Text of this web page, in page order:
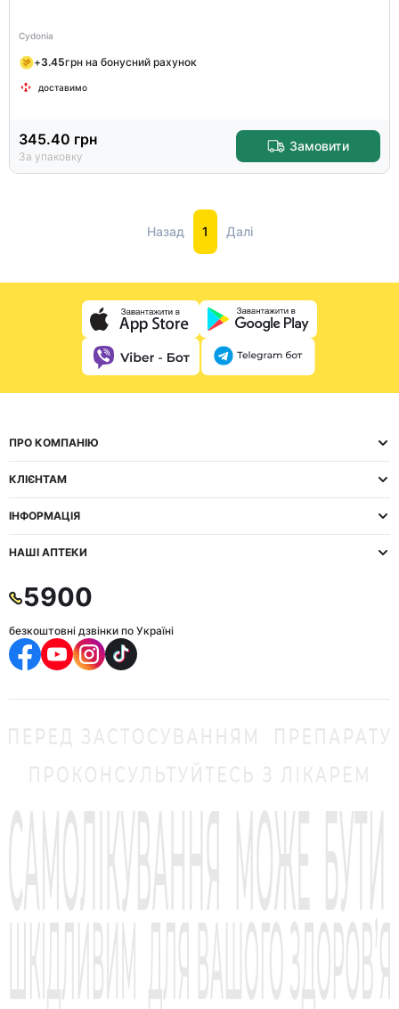
Cydonia
+3.45грн на бонусний рахунок
доставимо
345.40 грн
За упаковку
Замовити
Назад 1 Далі
ПРО КОМПАНІЮ
КЛІЄНТАМ
ІНФОРМАЦІЯ
НАШІ АПТЕКИ
5900
безкоштовні дзвінки по Україні